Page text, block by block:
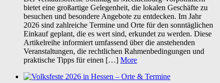
bietet eine großartige Gelegenheit, die lokalen Geschäfte zu
besuchen und besondere Angebote zu entdecken. Im Jahr
2026 sind zahlreiche Termine und Orte für den sonntäglichen
Einkauf geplant, die es wert sind, erkundet zu werden. Diese
Artikelreihe informiert umfassend über die anstehenden
Veranstaltungen, die rechtlichen Rahmenbedingungen und
praktische Tipps für einen […] More